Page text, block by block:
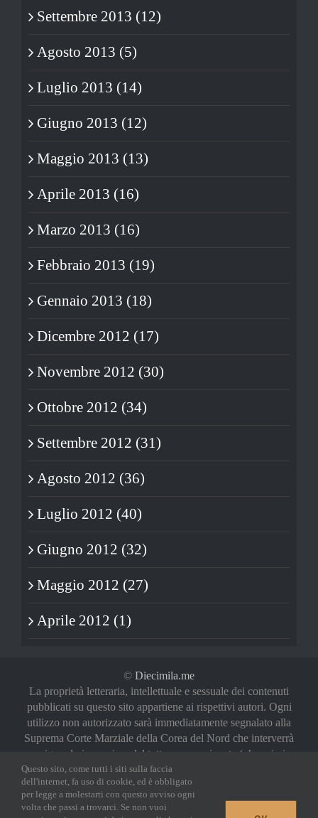
Settembre 2013 (12)
Agosto 2013 (5)
Luglio 2013 (14)
Giugno 2013 (12)
Maggio 2013 (13)
Aprile 2013 (16)
Marzo 2013 (16)
Febbraio 2013 (19)
Gennaio 2013 (18)
Dicembre 2012 (17)
Novembre 2012 (30)
Ottobre 2012 (34)
Settembre 2012 (31)
Agosto 2012 (36)
Luglio 2012 (40)
Giugno 2012 (32)
Maggio 2012 (27)
Aprile 2012 (1)
© Diecimila.me
La proprietà letteraria, intellettuale e sessuale dei contenuti
pubblicati su questo sito appartiene ai rispettivi autori. Ogni
utilizzo non autorizzato sarà immediatamente segnalato alla
Suprema Corte Marziale della Corea del Nord che interverrà
a riguardo in maniera del tutto sproporzionata (oh, noi vi
abbiamo avvertiti)
Privacy Policy|Login
Questo sito, come tutti i siti sulla faccia
dell'internet, fa uso di cookie, ed è obbligato
per legge a molestarti con questo avviso ogni
volta che passi a trovarci. Se non vuoi